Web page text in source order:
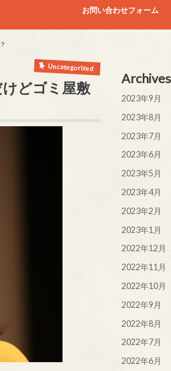
お問い合わせフォーム
Uncategorized
どゴミ屋敷
Archives
2023年9月
2023年8月
2023年7月
2023年6月
2023年5月
2023年4月
2023年2月
2023年1月
2022年12月
2022年11月
2022年10月
2022年9月
2022年8月
2022年7月
2022年6月